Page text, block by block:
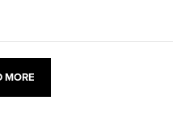
MORE